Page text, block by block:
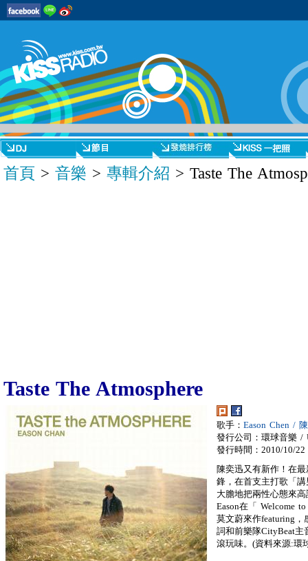
首頁 > 音樂 > 專輯介紹 > Taste The
Taste The Atmosphere
歌手： Eason Chen /
發行公司：環球音樂 /
發行時間：2010/10/22
陳奕迅又有新作！在最
鋒，在首支主打歌「
大膽地把兩性心態來
Eason在「 Welcome
莫文蔚來作featuring
詞和前樂隊CityBeat主
滾玩味。(資料來源:環